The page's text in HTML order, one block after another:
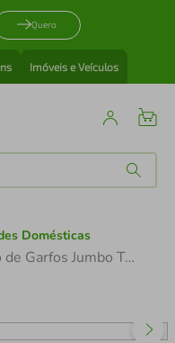
Quero
Imóveis e Veículos
Domésticas
Jogo de Garfos Jumbo Tramontina Polywood Castanho 4 Peças